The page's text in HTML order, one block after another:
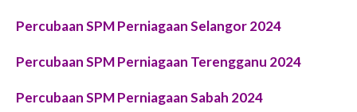
Percubaan SPM Perniagaan Selangor 2024
Percubaan SPM Perniagaan Terengganu 2024
Percubaan SPM Perniagaan Sabah 2024